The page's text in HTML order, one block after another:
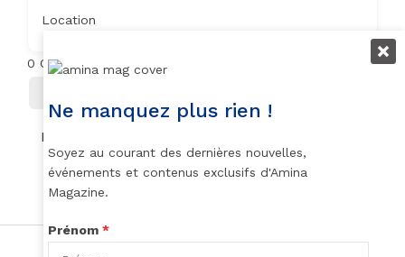
Location
0 Objets trouvés
No listings found.
Ne manquez plus rien !
Soyez au courant des dernières nouvelles,
événements et contenus exclusifs d'Amina
Magazine.
Prénom *